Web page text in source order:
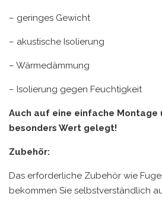
– geringes Gewicht
– akustische Isolierung
– Wärmedämmung
– Isolierung gegen Feuchtigkeit
Auch auf eine einfache Montage
besonders Wert gelegt!
Zubehör:
Das erforderliche Zubehör wie
bekommen Sie selbstverständlich